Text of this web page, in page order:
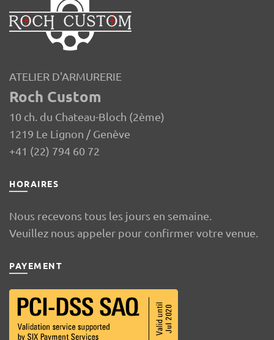
ATELIER D'ARMURERIE
Roch Custom
10 ch. du Chateau-Bloch (2ème)
1219 Le Lignon / Genève
+41 (22) 794 60 72
HORAIRES
Nous recevons tous les jours en semaine.
Veuillez nous appeler pour confirmer votre venue.
PAYEMENT